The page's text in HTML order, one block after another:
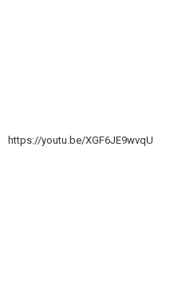
https://youtu.be/XGF6JE9wvqU